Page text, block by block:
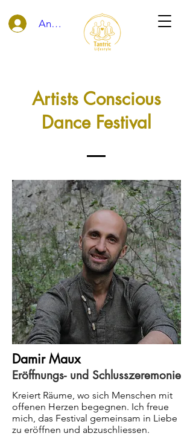
Anmelden
Artists Conscious
Dance Festival
Damir Maux
Eröffnungs- und Schlusszeremonie
Kreiert Räume, wo sich Menschen mit
offenen Herzen begegnen. Ich freue
mich, das Festival gemeinsam in Liebe
zu eröffnen und abzuschliessen.